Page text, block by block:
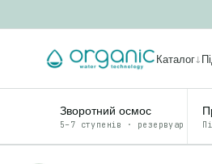
Каталог↓
Зворотний осмос
5–7 ступенів · резервуар